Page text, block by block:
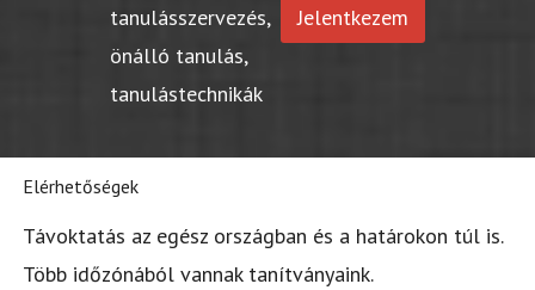
tanulásszervezés,
önálló tanulás,
tanulástechnikák
Jelentkezem
Elérhetőségek
Távoktatás az egész országban és a határokon túl is.
Több időzónából vannak tanítványaink.